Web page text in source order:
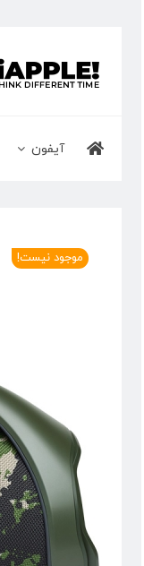
content
آیفون
موجود نیست!